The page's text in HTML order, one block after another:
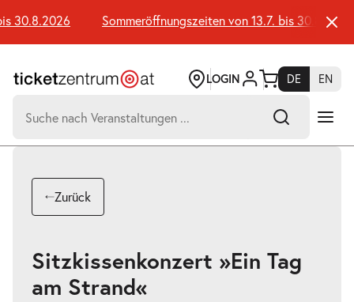
Seiteninhalt
springen
30.8.2026 Sommeröffnungszeiten von 13.7. bis 30.8.2026
LOGIN DE
EN
nach:
Suchtreffer:
Zurück
Sitzkissenkonzert »Ein Tag
am Strand«